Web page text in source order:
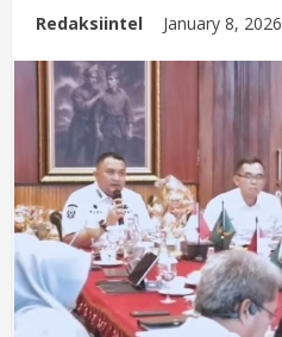
Redaksiintel January 8, 2026